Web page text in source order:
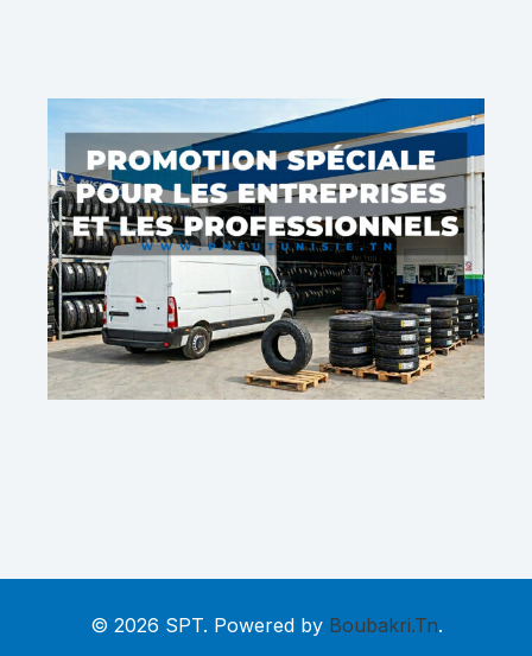
© 2026 SPT. Powered by Boubakri.Tn.